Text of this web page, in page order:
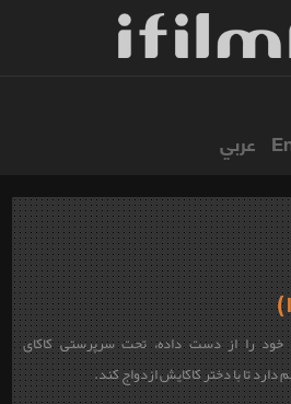
عربي
را از دست داده، تحت سرپرستی کاکای
تا با دختر کاکایش ازدواج کند.